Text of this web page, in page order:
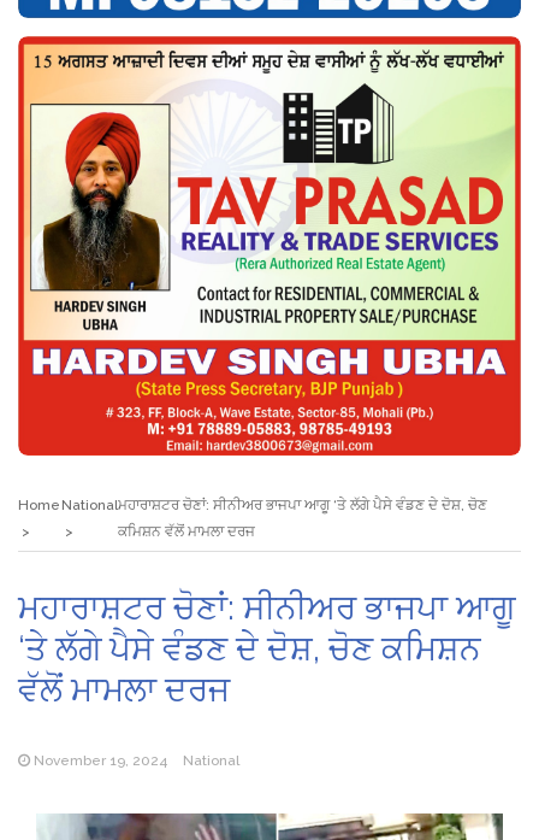
Home Nationalਮਹਾਰਾਸ਼ਟਰ ਚੋਣਾਂ: ਸੀਨੀਅਰ ਭਾਜਪਾ ਆਗੂ ‘ਤੇ ਲੱਗੇ ਪੈਸੇ ਵੰਡਣ ਦੇ ਦੋਸ਼, ਚੋਣ
ਕਮਿਸ਼ਨ ਵੱਲੋਂ ਮਾਮਲਾ ਦਰਜ
ਮਹਾਰਾਸ਼ਟਰ ਚੋਣਾਂ: ਸੀਨੀਅਰ ਭਾਜਪਾ ਆਗੂ
‘ਤੇ ਲੱਗੇ ਪੈਸੇ ਵੰਡਣ ਦੇ ਦੋਸ਼, ਚੋਣ ਕਮਿਸ਼ਨ
ਵੱਲੋਂ ਮਾਮਲਾ ਦਰਜ
November 19, 2024 National